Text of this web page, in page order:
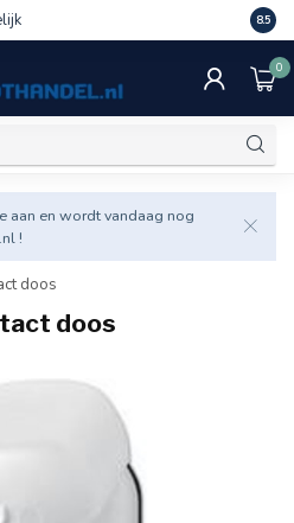
Veel
8.5
0
aan en wordt vandaag nog
!
doos
doos